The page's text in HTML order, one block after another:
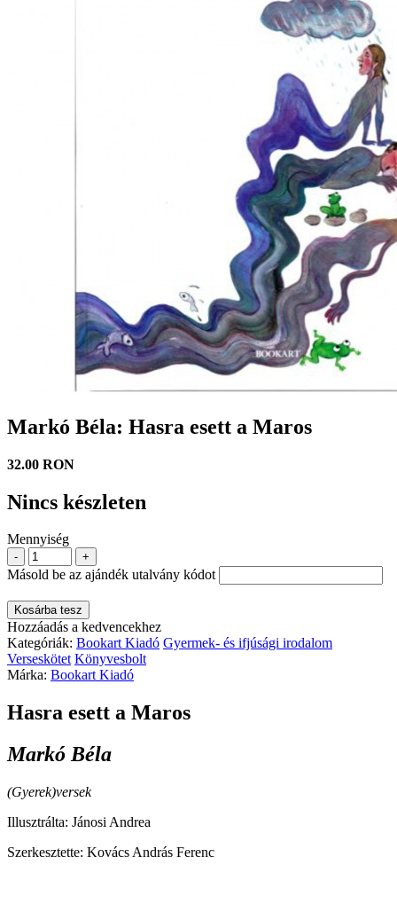
Markó Béla: Hasra esett a Maros
32.00 RON
Nincs készleten
Mennyiség
- +
Másold be az ajándék utalvány kódot
Kosárba tesz
Hozzáadás a kedvencekhez
Kategóriák: Bookart Kiadó Gyermek- és ifjúsági irodalom
Verseskötet Könyvesbolt
Márka: Bookart Kiadó
Hasra esett a Maros
Markó Béla
(Gyerek)versek
Illusztrálta: Jánosi Andrea
Szerkesztette: Kovács András Ferenc